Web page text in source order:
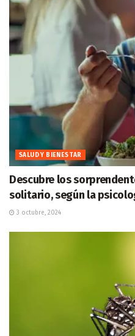
SALUD Y BIENESTAR
Descubre los
solitario, según la
3 octubre, 2024